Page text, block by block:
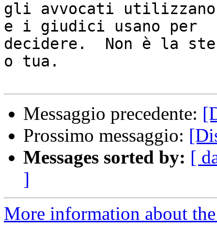
gli avvocati utilizzano
e i giudici usano per
decidere.  Non è la
o tua.
Messaggio precedente:
Prossimo messaggio:
Messages sorted by: [
]
More information about